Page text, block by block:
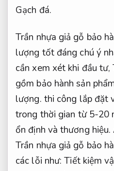
Gạch đá.
Trần nhựa giả gỗ bảo
lượng tốt đáng chú ý
cần xem xét khi đầu tư,
gồm bảo hành sản
lượng. thi công lắp đặt
trong thời gian từ 5-20
ổn định và thương hiệu.
Trần nhựa giả gỗ bảo
các lỗi như:Tiết kiệm